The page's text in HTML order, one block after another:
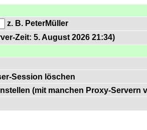
z. B. PeterMüller
Zeit: 5. August 2026 21:34)
Session löschen
(mit manchen Proxy-Servern